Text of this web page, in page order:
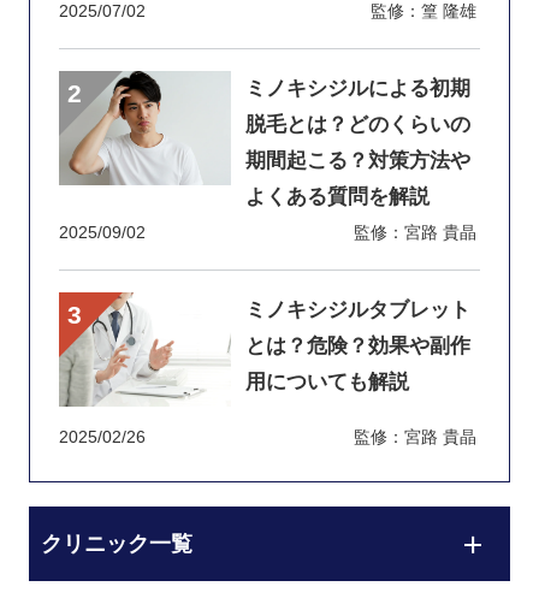
2025/07/02 監修：篁 隆雄
ミノキシジルによる初期
脱毛とは？どのくらいの
期間起こる？対策方法や
よくある質問を解説
2025/09/02 監修：宮路 貴晶
ミノキシジルタブレット
とは？危険？効果や副作
用についても解説
2025/02/26 監修：宮路 貴晶
クリニック一覧